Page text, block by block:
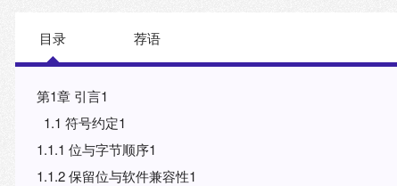
目录 荐语
第1章 引言1
1.1 符号约定1
1.1.1 位与字节顺序1
1.1.2 保留位与软件兼容性1